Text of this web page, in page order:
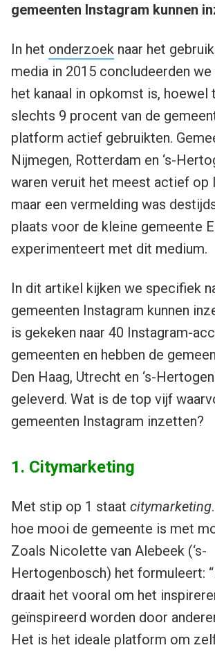
gemeenten Instagram kunnen
In het onderzoek naar het
media in 2015 concludeerden
het kanaal in opkomst is, hoewel
slechts 9 procent van de
platform actief gebruikten.
Nijmegen, Rotterdam en ‘s-
waren veruit het meest actief op
maar een vermelding was
plaats voor de kleine gemeente
experimenteert met dit medium.
In dit artikel kijken we specifiek
gemeenten Instagram kunnen
is gekeken naar 40 Instagram-
gemeenten en hebben de
Den Haag, Utrecht en ‘s-
geleverd. Wat is de top vijf
gemeenten Instagram inzetten?
1. Citymarketing
Met stip op 1 staat citymarketing
hoe mooi de gemeente is met
Zoals Nicolette van Alebeek (‘s-
Hertogenbosch) het formuleert:
draait het vooral om het
geïnspireerd worden door
Het is het ideale platform om